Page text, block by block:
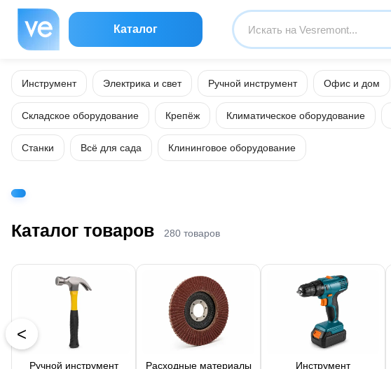
Каталог
Инструмент Электрика и свет Ручной инструмент Офис и дом
Складское оборудование Крепёж Климатическое оборудование
Станки Всё для сада Клининговое оборудование
Каталог товаров 280 товаров
<
Ручной инструмент Расходные материалы Инструмент